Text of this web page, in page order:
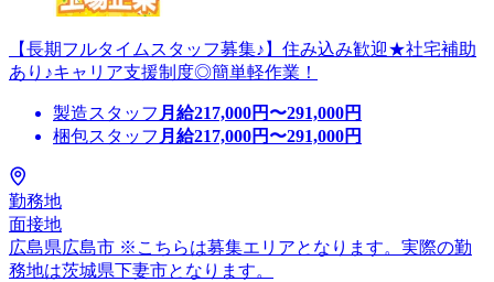
【長期フルタイムスタッフ募集♪】住み込み歓迎★社宅補助
あり♪キャリア支援制度◎簡単軽作業！
製造スタッフ 月給217,000円〜291,000円
梱包スタッフ 月給217,000円〜291,000円
勤務地
面接地
広島県広島市 ※こちらは募集エリアとなります。実際の勤
務地は茨城県下妻市となります。